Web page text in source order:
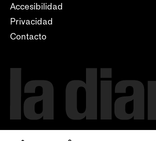
Accesibilidad
Privacidad
Contacto